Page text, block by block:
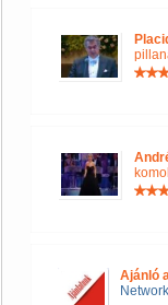
Ajánló